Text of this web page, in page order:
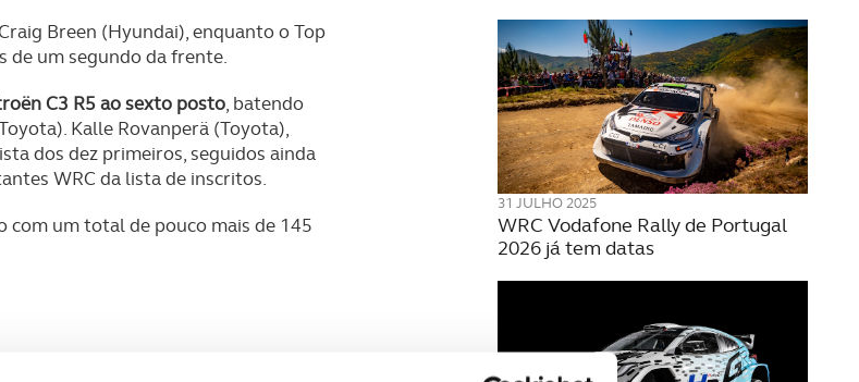
Breen (Hyundai), enquanto o Top
de um segundo da frente.
C3 R5 ao sexto posto, batendo
Kalle Rovanperä (Toyota),
dos dez primeiros, seguidos ainda
WRC da lista de inscritos.
com um total de pouco mais de 145
31 JULHO 2025
WRC Vodafone Rally de Portugal
2026 já tem datas